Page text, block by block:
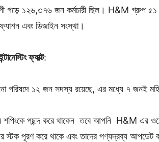
গড়ে ১২৬,৩৭৬ জন কর্মচারী ছিল। H&M গ্রুপ ৫১
এবং ডিজাইন সংস্থা।
ফ্যাক্ট:
পরিষদে ১২ জন সদস্য রয়েছে, এর মধ্যে ৭ জনই
পছন্দ করে থাকেন তবে আপনি H&M এর
স্টক পূরণ করে থাকে এবং তাদের পণ্যদ্রব্য